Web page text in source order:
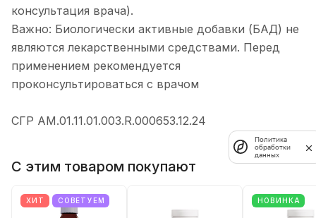
консультация врача).
Важно: Биологически активные добавки (БАД) не
являются лекарственными средствами. Перед
применением рекомендуется
проконсультироваться с врачом
СГР АМ.01.11.01.003.R.000653.12.24
С этим товаром покупают
ХИТ СОВЕТУЕМ НОВИНКА
Политика
обработки
данных